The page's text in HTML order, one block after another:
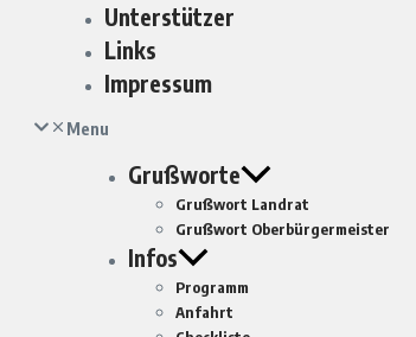
Unterstützer
Links
Impressum
Menu
Grußworte
Grußwort Landrat
Grußwort Oberbürgermeister
Infos
Programm
Anfahrt